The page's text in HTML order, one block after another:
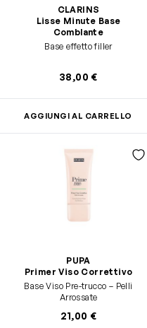
CLARINS
Lisse Minute Base
Comblante
Base effetto filler
38,00 €
AGGIUNGI AL CARRELLO
PUPA
Primer Viso Correttivo
Base Viso Pre-trucco – Pelli
Arrossate
21,00 €